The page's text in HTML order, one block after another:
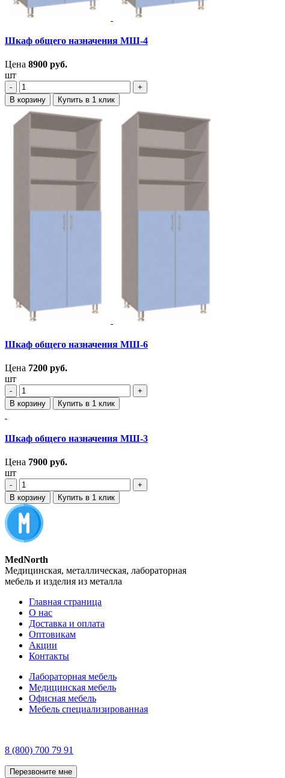
Шкаф общего назначения МШ-4
Цена 8900 руб.
шт
‐
+
В корзину
Купить в 1 клик
Шкаф общего назначения МШ-6
Цена 7200 руб.
шт
‐
+
В корзину
Купить в 1 клик
Шкаф общего назначения МШ-3
Цена 7900 руб.
шт
‐
+
В корзину
Купить в 1 клик
MedNorth
Медицинская, металлическая, лабораторная
мебель и изделия из металла
Главная страница
О нас
Доставка и оплата
Оптовикам
Акции
Контакты
Лабораторная мебель
Медицинская мебель
Офисная мебель
Мебель специализированная
8 (800) 700 79 91
Перезвоните мне